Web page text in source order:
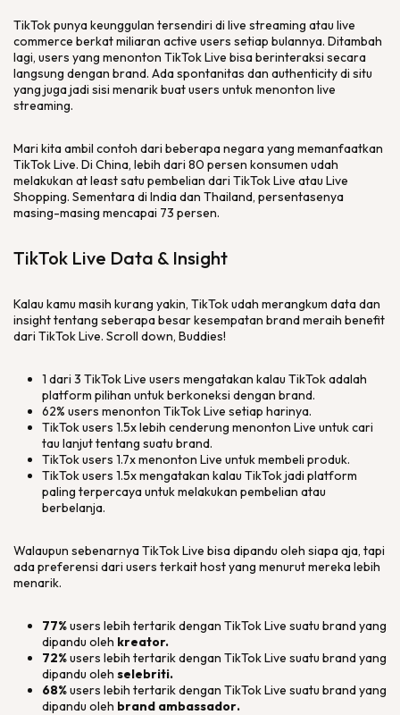
TikTok punya keunggulan tersendiri di live streaming atau live
commerce berkat miliaran active users setiap bulannya. Ditambah
lagi, users yang menonton TikTok Live bisa berinteraksi secara
langsung dengan brand. Ada spontanitas dan authenticitydi situ
yang juga jadi sisi menarik buatusers untuk menonton live
streaming.
Mari kita ambil contoh dari beberapa negara yang memanfaatkan
TikTok Live. Di China, lebih dari 80 persen konsumen udah
melakukan at leastsatu pembelian dari TikTok Live atau Live
Shopping. Sementara di India dan Thailand, persentasenya
masing-masing mencapai 73 persen.
TikTok Live Data & Insight
Kalau kamu masih kurang yakin, TikTok udah merangkum data dan
insighttentang seberapa besar kesempatan brandmeraih benefit
dari TikTok Live. Scroll down, Buddies!
1 dari 3 TikTok Live users mengatakan kalau TikTok adalah
platform pilihan untuk berkoneksi dengan brand.
62% users menonton TikTok Live setiap harinya.
TikTokusers 1.5x lebih cenderung menonton Live untuk cari
tau lanjut tentang suatu brand.
TikTokusers 1.7x menonton Live untuk membeli produk.
TikTokusers 1.5x mengatakan kalau TikTok jadi platform
paling terpercaya untuk melakukan pembelian atau
berbelanja.
Walaupun sebenarnya TikTok Live bisa dipandu oleh siapa aja, tapi
ada preferensi dari users terkait host yang menurut mereka lebih
menarik.
77%users lebih tertarik dengan TikTok Live suatu brandyang
dipandu oleh kreator.
72%users lebih tertarik dengan TikTok Live suatu brandyang
dipandu oleh selebriti.
68%users lebih tertarik dengan TikTok Live suatu brandyang
dipandu oleh brand ambassador.